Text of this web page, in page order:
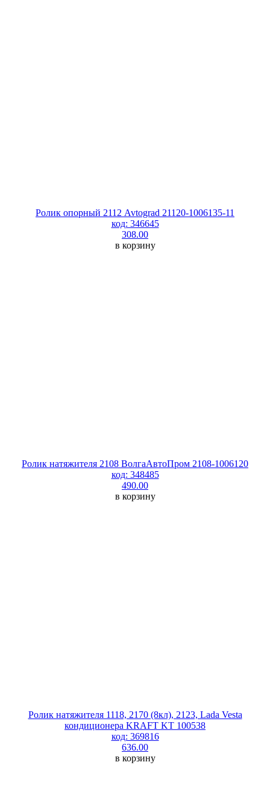
Ролик опорный 2112 Avtograd 21120-1006135-11
код: 346645
308.00
в корзину
Ролик натяжителя 2108 ВолгаАвтоПром 2108-1006120
код: 348485
490.00
в корзину
Ролик натяжителя 1118, 2170 (8кл), 2123, Lada Vesta
кондиционера KRAFT KT 100538
код: 369816
636.00
в корзину